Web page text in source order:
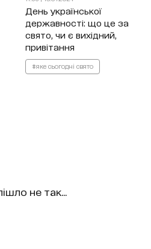
День української
державності: що це за
свято, чи є вихідний,
привітання
#яке сьогодні свято
не так...